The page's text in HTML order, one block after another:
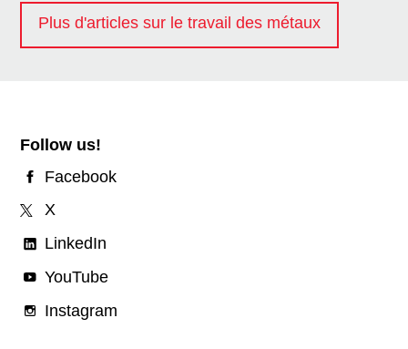
Plus d'articles sur le travail des métaux
Follow us!
Facebook
X
LinkedIn
YouTube
Instagram